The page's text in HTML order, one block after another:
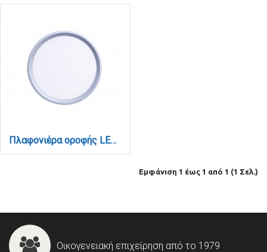
Πλαφονιέρα οροφής LED 24W 3CCT (by switch on base) σε ασημί απόχρωση D:30x2,5cm (42036-D-Silver)
Εμφάνιση 1 έως 1 από 1 (1 Σελ.)
Οικογενειακή επιχείρηση από το 1979